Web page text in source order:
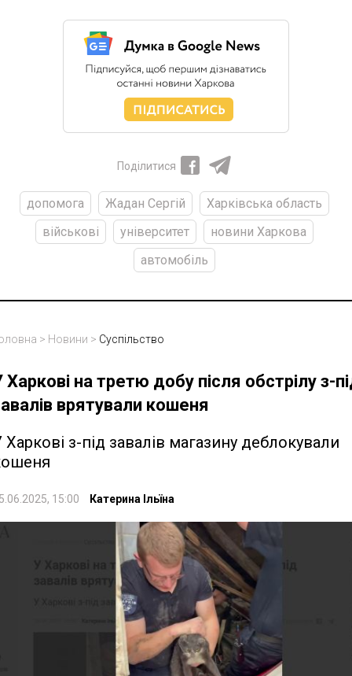
Поділитися
допомога Жадан Сергій
Харківська область
військові
університет
новини Харкова
автомобіль
> Новини > Суспільство
Харкові на третю добу після обстрілу з-
врятували кошеня
Харкові з-під завалів магазину деблокували
15:00 Катерина Ільїна